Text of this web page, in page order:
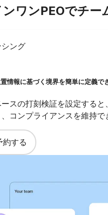
ワンPEOでチー
ング
情報に基づく境界を簡単に定義で
スの打刻検証を設定すると
コンプライアンスを維持で
約する